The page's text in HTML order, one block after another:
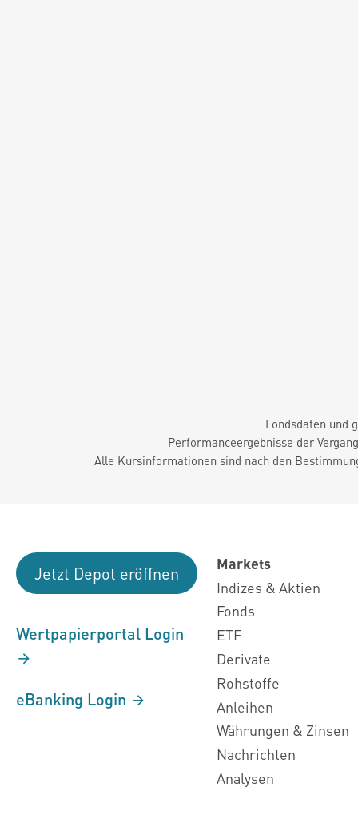
Fondsdaten und
Performanceergebnisse der
Alle Kursinformationen sind nach den
Jetzt Depot eröffnen
Wertpapierportal Login
eBanking Login
Markets
Indizes & Aktien
Fonds
ETF
Derivate
Rohstoffe
Anleihen
Währungen & Zinsen
Nachrichten
Analysen